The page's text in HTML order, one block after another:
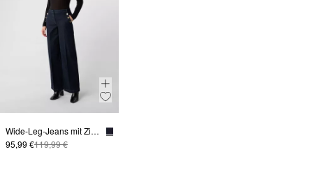
Wide-Leg-Jeans mit Zierknöpfen
95,99 €119,99 €